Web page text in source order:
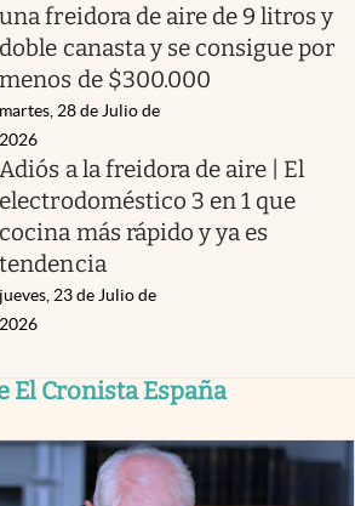
una freidora de aire de 9 litros y
doble canasta y se consigue por
menos de $300.000
martes, 28 de Julio de
2026
Adiós a la freidora de aire | El
electrodoméstico 3 en 1 que
cocina más rápido y ya es
tendencia
jueves, 23 de Julio de
2026
El Cronista España